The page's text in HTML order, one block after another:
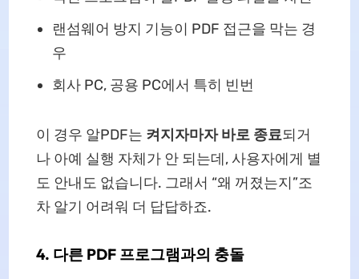
랜섬웨어 방지 기능이 PDF 접근을 막는 경
우
회사 PC, 공용 PC에서 특히 빈번
이 경우 알PDF는 켜지자마자 바로 종료되거
나 아예 실행 자체가 안 되는데, 사용자에게 별
도 안내도 없습니다. 그래서 “왜 꺼졌는지”조
차 알기 어려워 더 답답하죠.
4. 다른 PDF 프로그램과의 충돌